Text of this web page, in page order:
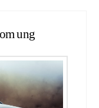
ung